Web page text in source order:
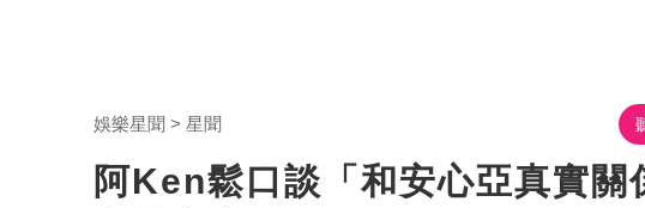
娛樂星聞 星聞
阿Ken鬆口談「和安心亞真實